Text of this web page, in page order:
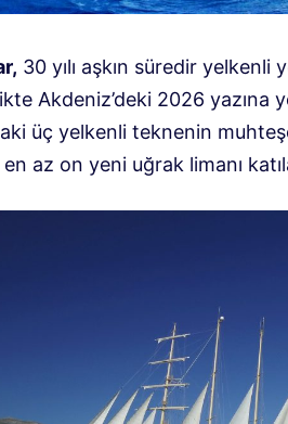
, 30 yılı aşkın süredir yelkenli
Akdeniz’deki 2026 yazına
üç yelkenli teknenin
az on yeni uğrak limanı